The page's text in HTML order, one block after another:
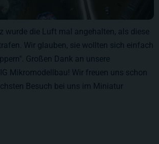
wurde die Luft mal angehalten, als diese
Wir glauben, sie wollten sich einfach
Großen Dank an unsere
Mikromodellbau! Wir freuen uns schon
Besuch bei uns im Miniatur